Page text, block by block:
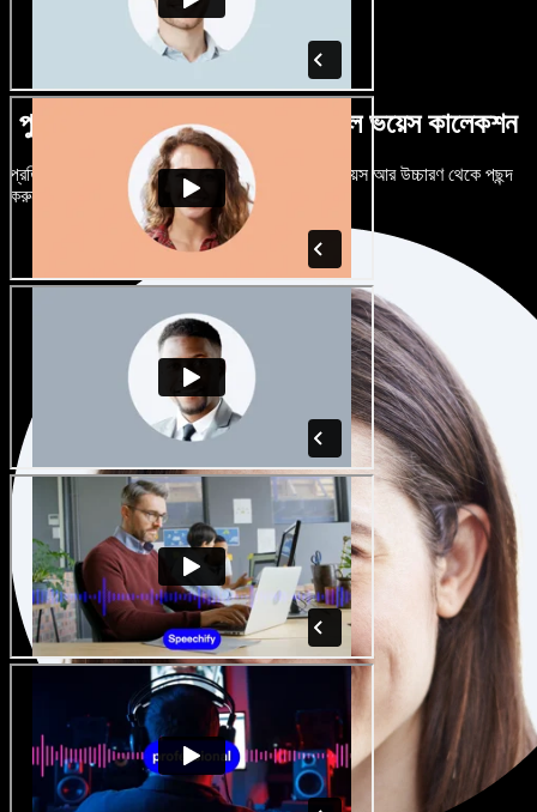
পুরুষ-নারী ভেদে নানান উচ্চারণে বিশাল ভয়েস কালেকশন
প্রতিটি প্রজেক্টকে আলাদা শোনাতে দিন। শত শত AI ভয়েস আর উচ্চারণ থেকে পছন্দ
করুন, নিজের মতো টিউন করুন।